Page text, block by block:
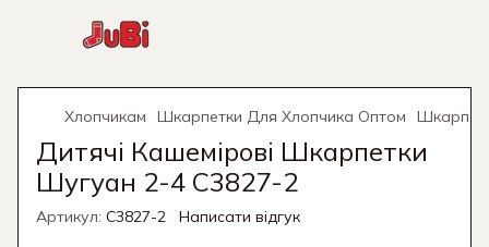
Хлопчикам Шкарпетки Для Хлопчика Оптом
Дитячі Кашемірові Шкарпетки
Шугуан 2-4 C3827-2
Артикул: C3827-2 Написати відгук